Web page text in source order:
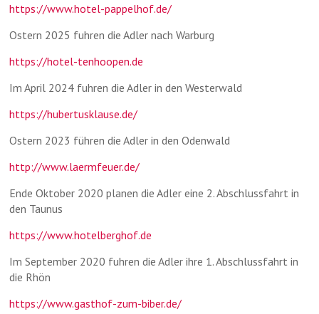
https://www.hotel-pappelhof.de/
Ostern 2025 fuhren die Adler nach Warburg
https://hotel-tenhoopen.de
Im April 2024 fuhren die Adler in den Westerwald
https://hubertusklause.de/
Ostern 2023 führen die Adler in den Odenwald
http://www.laermfeuer.de/
Ende Oktober 2020 planen die Adler eine 2. Abschlussfahrt in
den Taunus
https://www.hotelberghof.de
Im September 2020 fuhren die Adler ihre 1. Abschlussfahrt in
die Rhön
https://www.gasthof-zum-biber.de/